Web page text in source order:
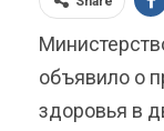
объявило о
здоровья в